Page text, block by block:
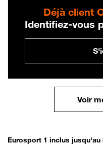
Déjà client
Identifiez-vous
Voir
Eurosport 1 inclus jusqu'au